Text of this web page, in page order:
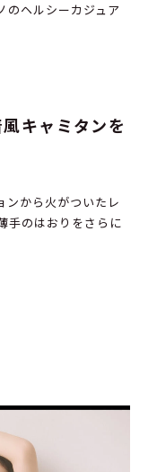
のヘルシーカジュア
キャミタンを
ンから火がついたレ
手のはおりをさらに